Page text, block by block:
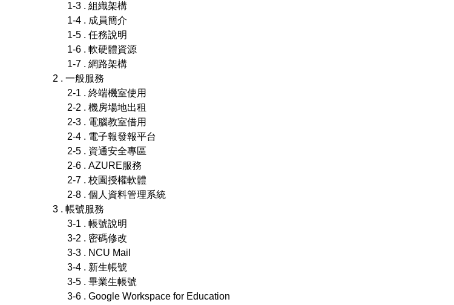
1-3 . 組織架構
1-4 . 成員簡介
1-5 . 任務說明
1-6 . 軟硬體資源
1-7 . 網路架構
2 . 一般服務
2-1 . 終端機室使用
2-2 . 機房場地出租
2-3 . 電腦教室借用
2-4 . 電子報發報平台
2-5 . 資通安全專區
2-6 . AZURE服務
2-7 . 校園授權軟體
2-8 . 個人資料管理系統
3 . 帳號服務
3-1 . 帳號說明
3-2 . 密碼修改
3-3 . NCU Mail
3-4 . 新生帳號
3-5 . 畢業生帳號
3-6 . Google Workspace for Education